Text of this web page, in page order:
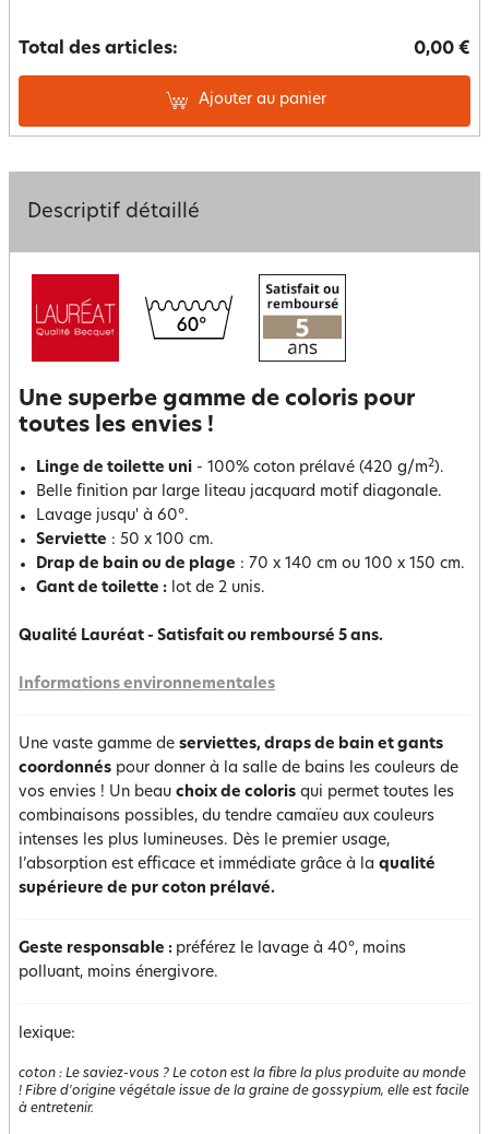
Total des articles: 0,00 €
Ajouter au panier
Descriptif détaillé
Une superbe gamme de coloris pour
toutes les envies !
Linge de toilette uni - 100% coton prélavé (420 g/m2).
Belle finition par large liteau jacquard motif diagonale.
Lavage jusqu' à 60°.
Serviette : 50 x 100 cm.
Drap de bain ou de plage : 70 x 140 cm ou 100 x 150 cm.
Gant de toilette : lot de 2 unis.
Qualité Lauréat - Satisfait ou remboursé 5 ans.
Informations environnementales
Une vaste gamme de serviettes, draps de bain et gants
coordonnés pour donner à la salle de bains les couleurs de
vos envies ! Un beau choix de coloris qui permet toutes les
combinaisons possibles, du tendre camaïeu aux couleurs
intenses les plus lumineuses. Dès le premier usage,
l’absorption est efficace et immédiate grâce à la qualité
supérieure de pur coton prélavé.
Geste responsable : préférez le lavage à 40°, moins
polluant, moins énergivore.
lexique:
coton : Le saviez-vous ? Le coton est la fibre la plus produite au monde
! Fibre d'origine végétale issue de la graine de gossypium, elle est facile
à entretenir.